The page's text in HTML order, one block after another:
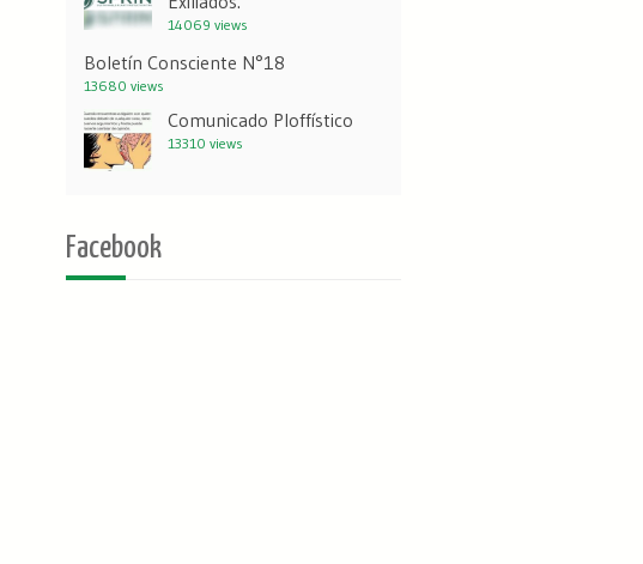
14069 views
Boletín Consciente N°18
13680 views
Comunicado Ploffístico
13310 views
Facebook